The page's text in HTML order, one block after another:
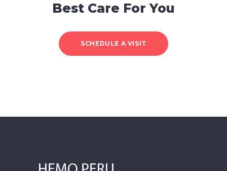
Best Care For You
SCHEDULE A VISIT